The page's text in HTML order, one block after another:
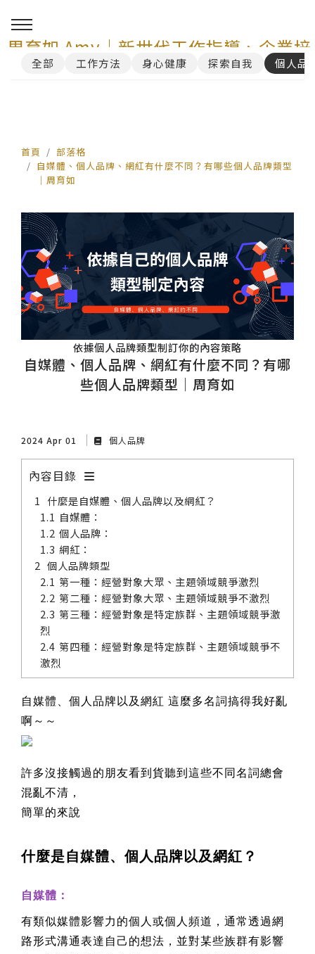
周育如 Amy｜新世代工作指導、企業培
訓與 AI 講師顧問服務
全部 工作方法 身心健康 探索自我 個人品
首頁
部落格
自媒體、個人品牌、網紅有什麼不同？有哪些個人品牌類型
｜周育如
依據個人品牌類型制訂你的內容策略
自媒體、個人品牌、網紅有什麼不同？有哪
些個人品牌類型｜周育如
2024 Apr 01 個人品牌
內容目錄
什麼是自媒體、個人品牌以及網紅？
自媒體：
個人品牌：
網紅：
個人品牌類型
第一種：經營對象大眾、主題領域競爭激烈
第二種：經營對象大眾、主題領域競爭不激烈
第三種：經營對象是特定族群、主題領域競爭激
烈
第四種：經營對象是特定族群、主題領域競爭不
激烈
自媒體、個人品牌以及網紅 這麼多名詞搞得我好亂
啊～～
許多沒接觸過的朋友看到貨聽到這些不同名詞總會
混亂不清，
簡單的來說
什麼是自媒體、個人品牌以及網紅？
自媒體：
有類似媒體影響力的個人或個人頻道，通常透過網
路形式溝通表達自己的想法，並對某些族群有影響